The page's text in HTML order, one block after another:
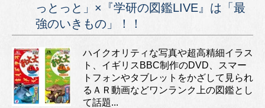
っとっと」×『学研の図鑑LIVE』は「最
強のいきもの」！！
ハイクオリティな写真や超高精細イラス
ト、イギリスBBC制作のDVD、スマー
トフォンやタブレットをかざして見られ
るＡＲ動画などワンランク上の図鑑とし
て話題...